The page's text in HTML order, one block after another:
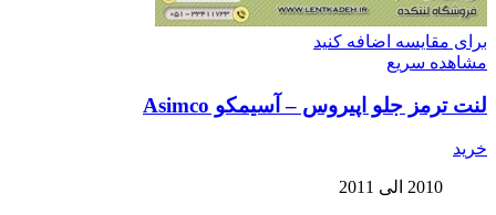
برای مقایسه اضافه کنید
مشاهده سریع
لنت ترمز جلو اپیروس – آسیمکو Asimco
خرید
2010 الی 2011